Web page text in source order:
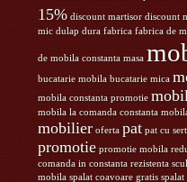
15% discount martisor discount
mic dulap dura fabrica fabrica de
de mobila constanta masa
bucatarie mobila bucatarie mica
mobila constanta promotie
mobila la comanda constanta
mobilier oferta pat pat cu
promotie promotie mobila
comanda in constanta rezistenta
mobila spalat coavoare gratis spalat